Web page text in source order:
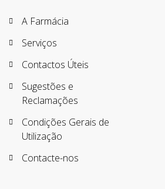
A Farmácia
Serviços
Contactos Úteis
Sugestões e
Reclamações
Condições Gerais de
Utilização
Contacte-nos